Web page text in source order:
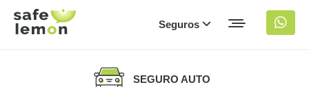
Seguros
SEGURO AUTO